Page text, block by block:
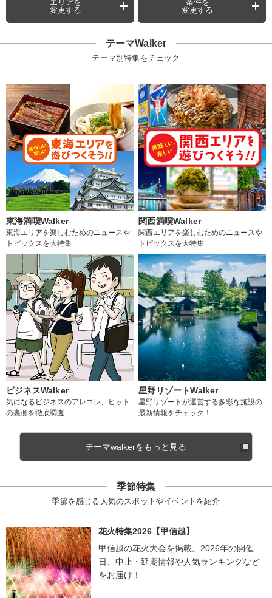
エリアを
変更する
条件を
変更する
テーマWalker
テーマ別特集をチェック
東海満喫Walker
東海エリアを楽しむためのニュースや
トピックスを大特集
関西満喫Walker
関西エリアを楽しむためのニュースや
トピックスを大特集
ビジネスWalker
気になるビジネスのアレコレ、ヒット
の裏側を徹底調査
星野リゾートWalker
星野リゾートが運営する多彩な施設の
最新情報をチェック！
テーマwalkerをもっと見る
季節特集
季節を感じる人気のスポットやイベントを紹介
花火特集2026【甲信越】
甲信越の花火大会を掲載。2026年の開催
日、中止・延期情報や人気ランキングなど
をお届け！